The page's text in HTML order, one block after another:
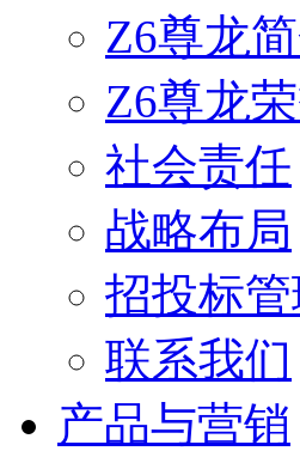
Z6尊龙
Z6尊龙
社会责任
战略布局
招投标管
联系我们
产品与营销